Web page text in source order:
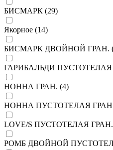
БИСМАРК (29)
Якорное (14)
БИСМАРК ДВОЙНОЙ ГРАН.
ГАРИБАЛЬДИ ПУСТОТЕЛАЯ
НОННА ГРАН. (4)
НОННА ПУСТОТЕЛАЯ
LOVE/S ПУСТОТЕЛАЯ
РОМБ ДВОЙНОЙ